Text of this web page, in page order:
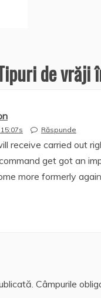
de vrăji
Răspunde
receive carried out
get got an
more formerly
Câmpurile